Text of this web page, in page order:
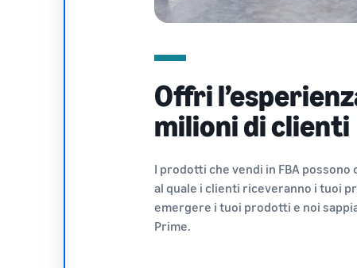
Offri
milioni di clienti
I prodotti che vendi in FBA
al quale i clienti riceveranno i tuoi
emergere i tuoi prodotti e noi
Prime.